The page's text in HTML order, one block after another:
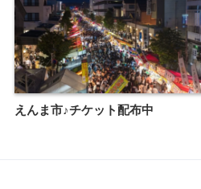
えんま市♪チケット配布中